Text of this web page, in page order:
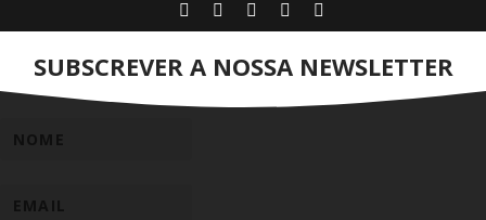
SUBSCREVER A NOSSA NEWSLETTER